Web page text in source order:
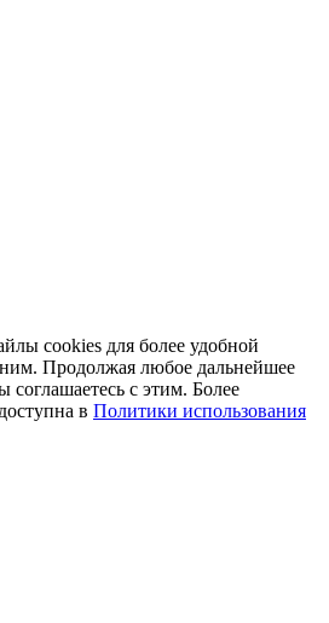
cookies для более удобной
ним. Продолжая любое дальнейшее
соглашаетесь с этим. Более
в Политики использования